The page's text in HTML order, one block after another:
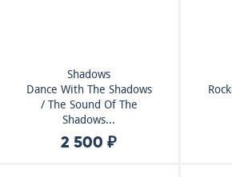
Shadows
Dance With The Shadows
/ The Sound Of The
Shadows...
2 500 ₽